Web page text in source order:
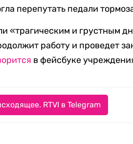
перепутать педали
«трагическим и грустным
работу и проведет
в фейсбуке
RTVI в Telegram